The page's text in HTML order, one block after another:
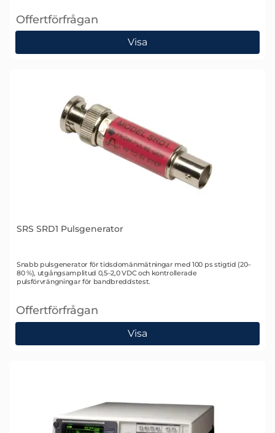
Offertförfrågan
, SRS Option 01 GPIB och RS-232 interfaces
Visa
SRS SRD1 Pulsgenerator
Art. nr 1436
Snabb pulsgenerator för tidsdomänmätningar med 100 ps stigtid (20–
80 %), utgångsamplitud 0,5–2,0 VDC och kontrollerade
pulsförvrängningar för bandbreddstest.
Offertförfrågan
, SRS SRD1 Pulsgenerator
Visa